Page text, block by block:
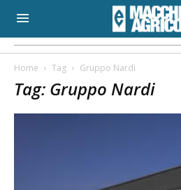
Home Tag Gruppo Nardi
Tag: Gruppo Nardi